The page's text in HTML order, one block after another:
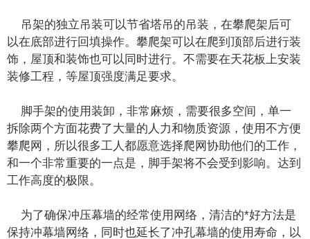
吊架的独立吊装可以节省塔吊的吊装，在攀爬架后可
以在底部进行回填操作。攀爬架可以在爬到顶部后进行装
饰，屋顶和装饰也可以同时进行。不需要在天花板上安装
装修工程，等屋顶强度满足要求。
脚手架的使用装卸，非常麻烦，需要很多空间，单一
拆除两个方面花费了大量的人力和物质资源，使用不方便
攀爬网，所以很多工人都愿意选择爬网协助他们的工作，
和一个非常重要的一点是，脚手架将不会受到影响。达到
工作高度的极限。
为了确保冲压幕墙的经常使用网络，清洁的*好方法是
保持冲幕墙网络，同时也延长了冲孔幕墙的使用寿命，以